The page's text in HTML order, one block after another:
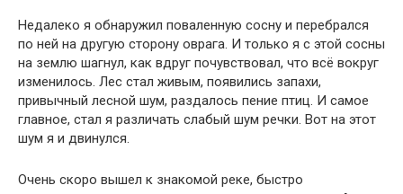
Недалеко я обнаружил поваленную сосну и перебрался
по ней на другую сторону оврага. И только я с этой сосны
на землю шагнул, как вдруг почувствовал, что всё вокруг
изменилось. Лес стал живым, появились запахи,
привычный лесной шум, раздалось пение птиц. И самое
главное, стал я различать слабый шум речки. Вот на этот
шум я и двинулся.
Очень скоро вышел к знакомой реке, быстро